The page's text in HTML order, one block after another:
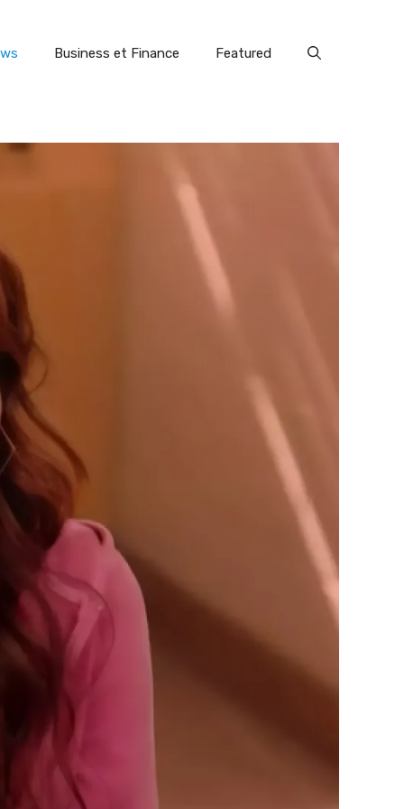
Business et Finance Featured